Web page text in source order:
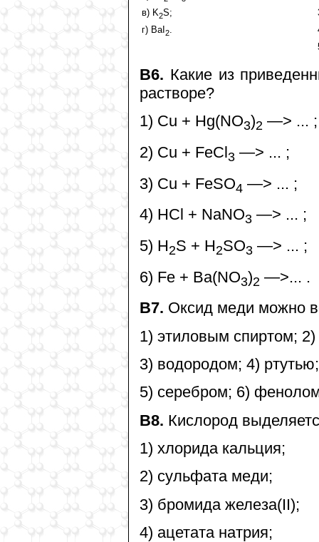
в) K2S;
г) BaI2
B6. Какие из
растворе?
1) Cu + Hg(NO3)2 —> ... ;
2) Cu + FeCl3 —> ... ;
3) Cu + FeSO4 —> ... ;
4) HCl + NaNO3 —> ... ;
5) H2S + H2SO3 —> ... ;
6) Fe + Ba(NO3)2 —>... .
В7. Оксид меди можно
1) этиловым спиртом;
3) водородом; 4) ртутью;
5) серебром; 6)
В8. Кислород
1) хлорида кальция;
2) сульфата меди;
3) бромида железа(II);
4) ацетата натрия;